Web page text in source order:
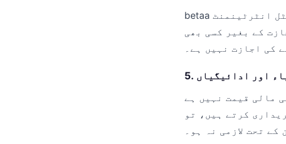
betaa برانڈ، لوگو، گرافکس، سافٹ ویئر کوڈ، اور تمام مواد بیٹا ڈیجیٹل انٹرٹینمنٹ
کے بغیر کسی بھی
کی اجازت نہیں ہے۔
اور ادائیگیاں
مالی قیمت نہیں ہے
کرتے ہیں، تو
تحت لازمی نہ ہو۔